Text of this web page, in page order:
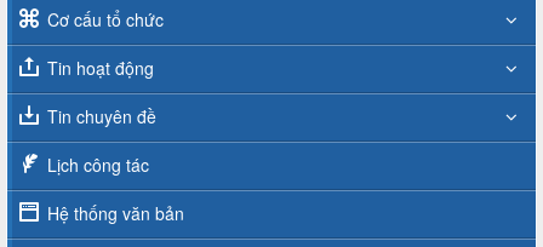
Cơ cấu tổ chức
Tin hoạt động
Tin chuyên đề
Lịch công tác
Hệ thống văn bản